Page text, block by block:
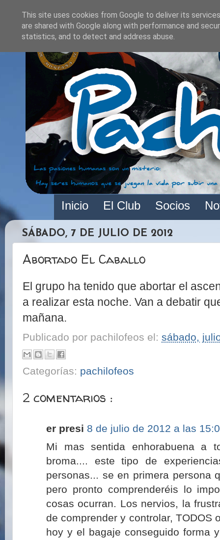
Inicio El Club Socios
SÁBADO, 7 DE JULIO DE 2012
Abortado El Caballo
El grupo ha tenido que abortar el
a realizar esta noche. Van a debatir
mañana.
Publicado por pachilofeos el: sábado,
Categorías: pachilofeos
2 comentarios :
er presi 8 de julio de 2012 a las
Mi mas sentida enhorabuena a
broma.... este tipo de
personas... se en primera persona
pero pronto comprenderéis lo
cosas ocurran. Los nervios, la
de comprender y controlar, TODOS
hoy y el bagaje conseguido forma
This site uses cookies from Google to deliver its
are shared with Google along with performance and
statistics, and to detect and address abuse.